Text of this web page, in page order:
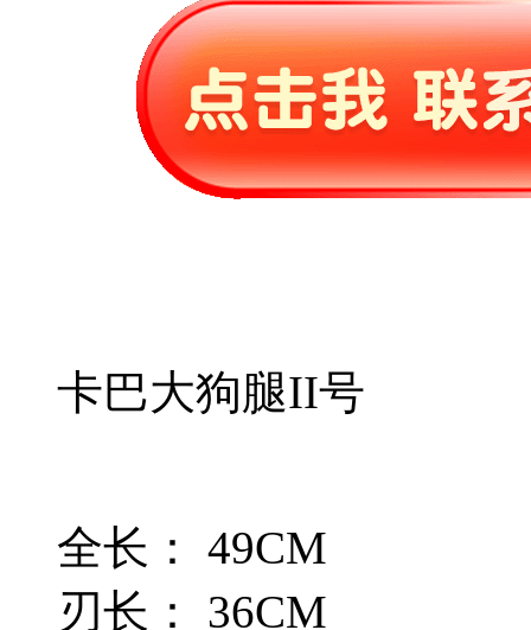
卡巴大狗腿II号
全长： 49CM
刃长： 36CM